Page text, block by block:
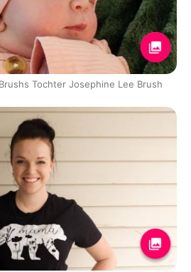
Tochter Josephine Lee Brush